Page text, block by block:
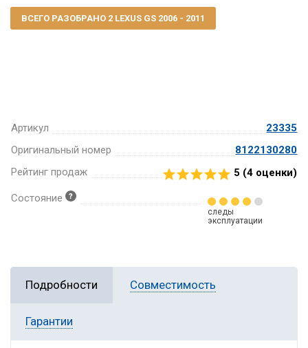
Артикул
23335
Оригинальный номер
8122130280
Рейтинг продаж
5 (4 оценки)
Состояние
следы
эксплуатации
ВСЕГО РАЗОБРАНО 2 LEXUS GS 2006 - 2011
Подробности Совместимость
Гарантии